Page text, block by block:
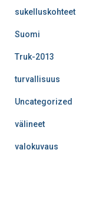
sukelluskohteet
Suomi
Truk-2013
turvallisuus
Uncategorized
välineet
valokuvaus